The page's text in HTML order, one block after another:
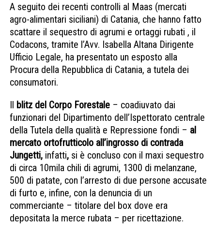
A seguito dei recenti controlli al Maas (mercati
agro-alimentari siciliani) di Catania, che hanno fatto
scattare il sequestro di agrumi e ortaggi rubati , il
Codacons, tramite l’Avv. Isabella Altana Dirigente
Ufficio Legale, ha presentato un esposto alla
Procura della Repubblica di Catania, a tutela dei
consumatori.
Il blitz del Corpo Forestale – coadiuvato dai
funzionari del Dipartimento dell’Ispettorato centrale
della Tutela della qualità e Repressione fondi – al
mercato ortofrutticolo all’ingrosso di contrada
Jungetti, infatti, si è concluso con il maxi sequestro
di circa 10mila chili di agrumi, 1300 di melanzane,
500 di patate, con l’arresto di due persone accusate
di furto e, infine, con la denuncia di un
commerciante – titolare del box dove era
depositata la merce rubata – per ricettazione.